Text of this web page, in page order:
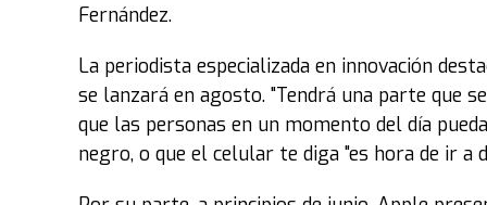
Fernández.
La periodista especializada en innovación
se lanzará en agosto. "Tendrá una parte que
que las personas en un momento del día
negro, o que el celular te diga "es hora de ir